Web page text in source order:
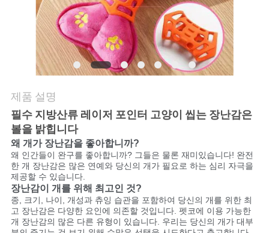
을
요
구
하
세
요
제품 설명
필수 지방산류 레이저 포인터 고양이 씹는 장난감은
볼을 밝힙니다
왜 개가 장난감을 좋아합니까?
왜 인간들이 완구를 좋아합니까? 그들은 물론 재미있습니다! 완전
한 개 장난감은 많은 연예와 당신의 개가 필요로 하는 심리 자극을
제공할 수 있습니다.
장난감이 개를 위해 최고인 것?
종, 크기, 나이, 개성과 츄잉 습관을 포함하여 당신의 개를 위한 최
고 장난감은 다양한 요인에 의존할 것입니다. 펫코에 이용 가능한
개 장난감의 많은 다른 유형이 있습니다. 우리는 당신의 개가 대부